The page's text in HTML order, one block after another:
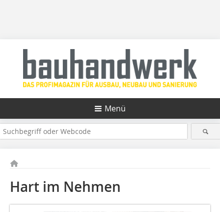
Menü
Hart im Nehmen